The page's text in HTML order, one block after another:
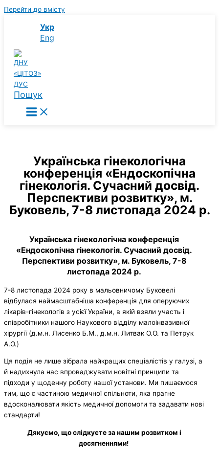
Перейти до вмісту
Укр
Eng
Пошук
Українська гінекологічна
конференція «Ендоскопічна
гінекологія. Сучасний досвід.
Перспективи розвитку», м.
Буковель, 7-8 листопада 2024 р.
Українська гінекологічна конференція
«Ендоскопічна гінекологія. Сучасний досвід.
Перспективи розвитку», м. Буковель, 7-8
листопада 2024 р.
7-8 листопада 2024 року в мальовничому Буковелі
відбулася наймасштабніша конференція для оперуючих
лікарів-гінекологів з усієї України, в якій взяли участь і
співробітники нашого Наукового відділу малоінвазивної
хірургії (д.м.н. Лисенко Б.М., д.м.н. Литвак О.О. та Петрук
А.О.)
Ця подія не лише зібрала найкращих спеціалістів у галузі, а
й надихнула нас впроваджувати новітні принципи та
підходи у щоденну роботу нашої установи. Ми пишаємося
тим, що є частиною медичної спільноти, яка прагне
вдосконалювати якість медичної допомоги та задавати нові
стандарти!
Дякуємо, що слідкуєте за нашим розвитком і
досягненнями!